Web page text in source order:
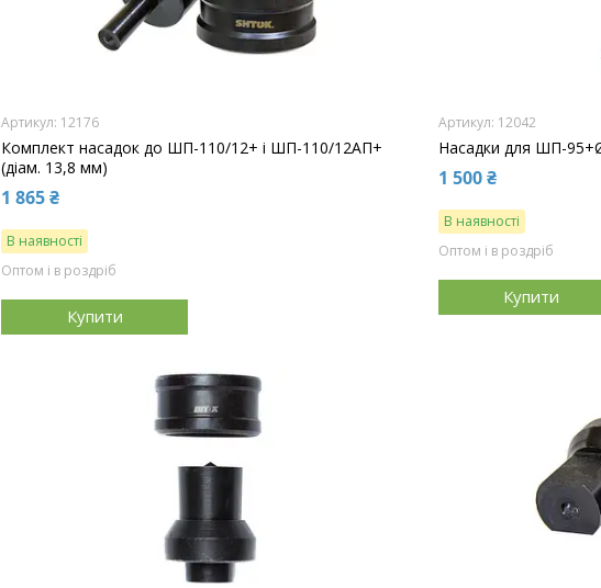
12176
Комплект насадок до ШП-110/12+ і ШП-110/12АП+
(діам. 13,8 мм)
1 865 ₴
В наявності
Оптом і в роздріб
Купити
12042
Насадки для ШП-
1 500 ₴
В наявності
Оптом і в роздріб
Купити